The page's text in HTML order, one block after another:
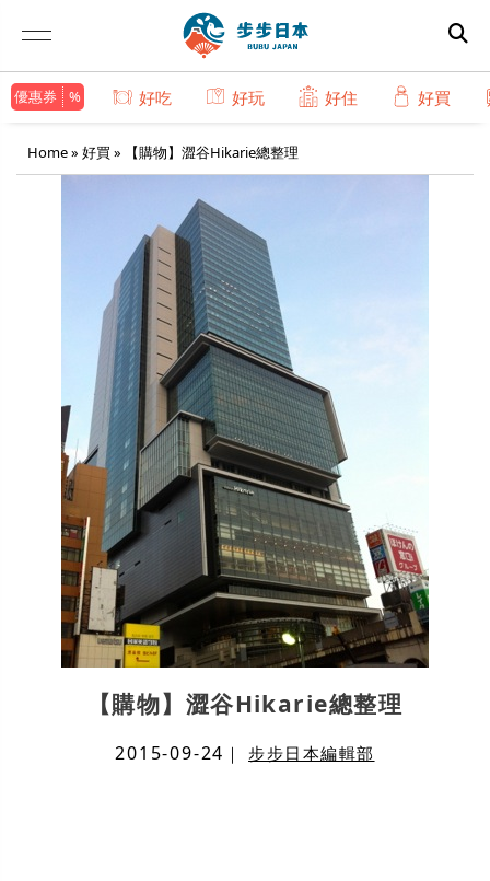
優惠券 好吃 好玩 好住 好買
Home» 好買 » 【購物】澀谷Hikarie總整理
【購物】澀谷Hikarie總整理
2015-09-24 ｜步步日本編輯部